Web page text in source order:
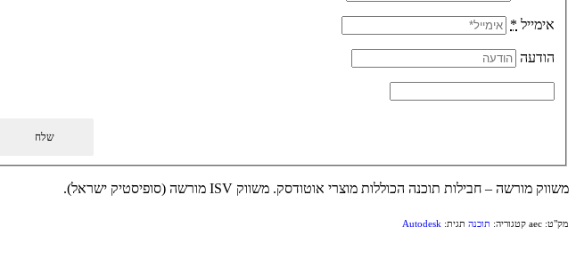
אימייל *
הודעה
משווק מורשה – חבילות תוכנה הכוללות מוצרי אוטודסק. משווק ISV מורשה (סופיסטיק ישראל).
מק"ט: aec קטגוריה: תוכנה תגית: Autodesk